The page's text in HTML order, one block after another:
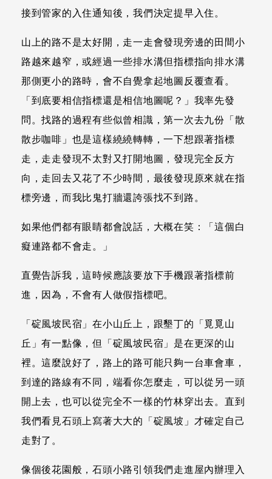
接到管家的入住通知後，我們決定提早入住。
山上的路不是太好開，走一走會發現旁邊的田間小
路越來越窄，或經過一些排水溝但指標指向排水溝
那側更小的路時，會不自覺拿起地圖反覆查看。
「到底要相信指標還是相信地圖呢？」我率先發
問。找路的過程有些似曾相識，第一次去九份「散
散步咖啡」也是這樣繞繞轉轉，一下想跟著指標
走，走走發現不太對又打開地圖，發現完全反方
向，走回去又花了不少時間，最後發現原來就在指
標旁邊，而我比鬼打牆還誇張找不到路。
如果他們都有眼睛都會說話，大概在笑：「這個白
癡連路都不會走。」
直覺告訴我，這時候應該要放下手機跟著指標前
進，因為，不會有人做假指標吧。
「碇風坡民宿」在小山丘上，跟墾丁的「覓覓山
丘」有一點像，但「碇風坡民宿」是在更深的山
裡。這麼說好了，路上的路可能只夠一台車會車，
到達的路線有不同，端看你怎麼走，可以從另一頭
開上去，也可以從完全不一樣的竹林穿出去。直到
我們看見石頭上寫著大大的「碇風坡」才確定自己
走對了。
像個後花園般，石頭小路引領我們走進屋內辦理入